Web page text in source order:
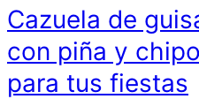
Cazuela de
con piña y
para tus fiestas